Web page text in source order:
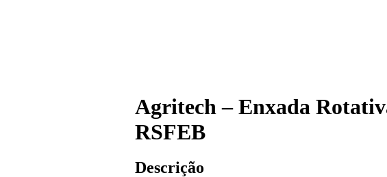
Agritech – Enxada
RSFEB
Descrição